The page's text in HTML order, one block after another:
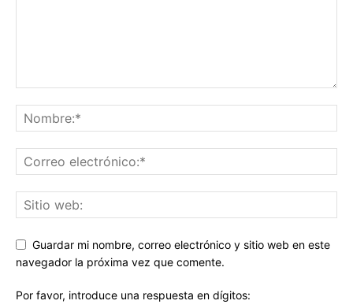
Guardar mi nombre, correo electrónico y sitio web en este
navegador la próxima vez que comente.
Por favor, introduce una respuesta en dígitos: